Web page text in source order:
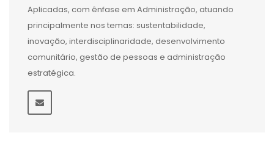
Aplicadas, com ênfase em Administração, atuando
principalmente nos temas: sustentabilidade,
inovação, interdisciplinaridade, desenvolvimento
comunitário, gestão de pessoas e administração
estratégica.